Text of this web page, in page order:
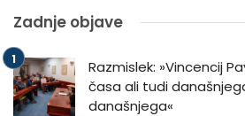
Zadnje objave
Razmislek: »Vincencij
časa ali tudi
današnjega«